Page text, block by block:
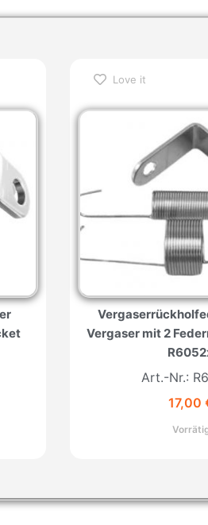
Love it
Vergaser mit 2
Art.-Nr.:
17,00